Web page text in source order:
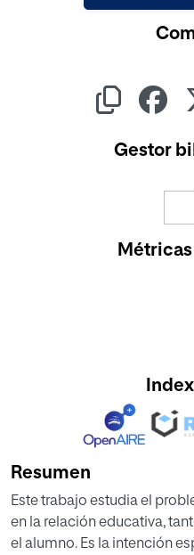
Gestor
Resumen
Este trabajo estudia el
en la relación educativa,
el alumno. Es la intención